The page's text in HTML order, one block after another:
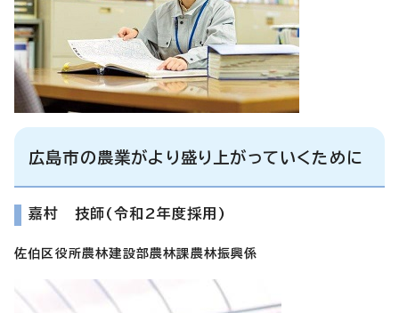
広島市の農業がより盛り上がっていくために
嘉村 技師(令和2年度採用)
佐伯区役所農林建設部農林課農林振興係